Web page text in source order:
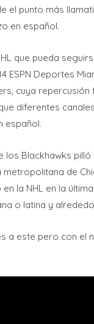
el punto más
en español.
que pueda
ESPN Deportes
cuya
diferentes
español.
los Blackhawks
de
la NHL en la
o latina y
este pero con el